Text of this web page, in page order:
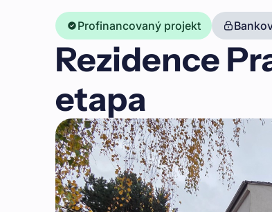
Profinancovaný projekt
Rezidence
etapa